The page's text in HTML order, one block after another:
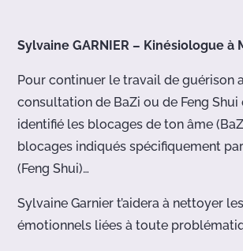
Sylvaine GARNIER – Kinésiologue à
Pour continuer le travail de guérison
consultation de BaZi ou de Feng
identifié les blocages de ton âme
blocages indiqués spécifiquement
(Feng Shui)…
Sylvaine Garnier t’aidera à nettoyer
émotionnels liées à toute